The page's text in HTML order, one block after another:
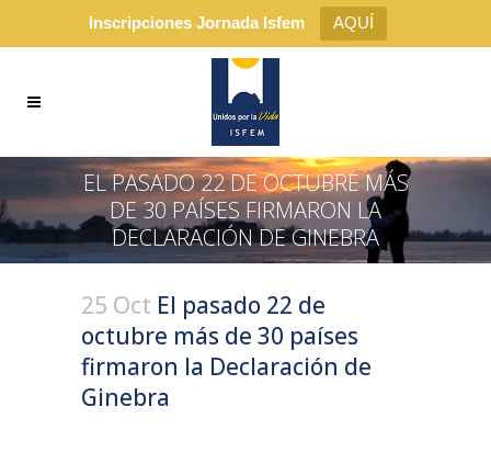
Inscripciones Jornada Isfem AQUÍ
EL PASADO 22 DE OCTUBRE MÁS
DE 30 PAÍSES FIRMARON LA
DECLARACIÓN DE GINEBRA
25 Oct El pasado 22 de
octubre más de 30 países
firmaron la Declaración de
Ginebra